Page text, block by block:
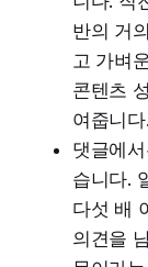
반의 거
고 가벼
콘텐츠
여줍니다.
댓글에
습니다.
다섯 배
의견을